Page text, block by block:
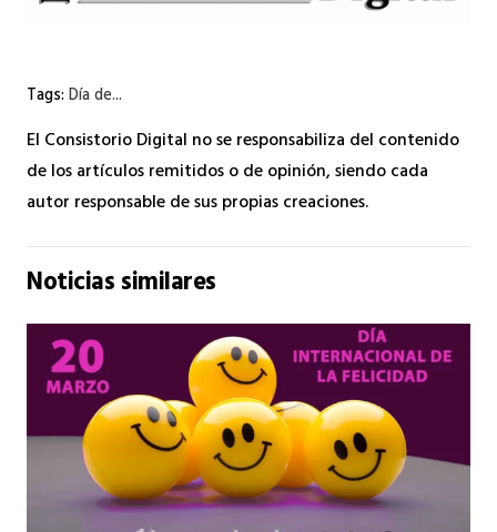
Tags:Día de...
El Consistorio Digital no se responsabiliza del contenido
de los artículos remitidos o de opinión, siendo cada
autor responsable de sus propias creaciones.
Noticias similares